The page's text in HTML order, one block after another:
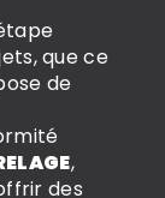
que ce
de
,
des